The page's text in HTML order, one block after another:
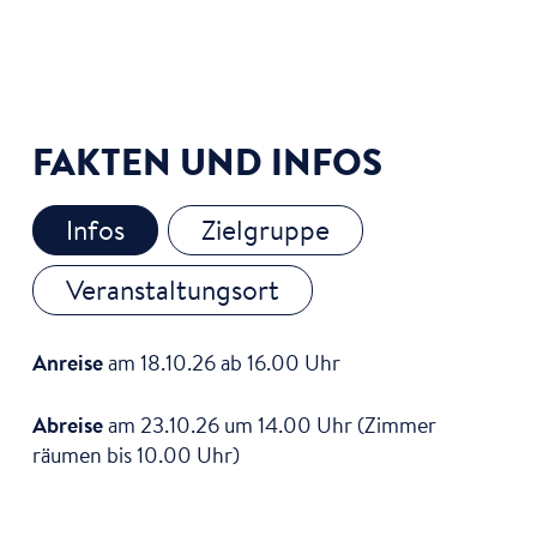
FAKTEN UND INFOS
Infos
Zielgruppe
Veranstaltungsort
Anreiseam 18.10.26 ab 16.00 Uhr
Abreiseam 23.10.26 um 14.00 Uhr (Zimmer
räumen bis 10.00 Uhr)